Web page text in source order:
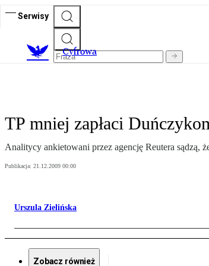
Serwisy
Cyfrowa
TP mniej zapłaci
Analitycy ankietowani przez agencję Reutera sądzą,
Publikacja: 21.12.2009 00:00
Urszula Zielińska
Zobacz również